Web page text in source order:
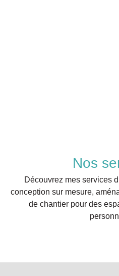
Nos
Découvrez mes services
conception sur mesure,
de chantier pour des